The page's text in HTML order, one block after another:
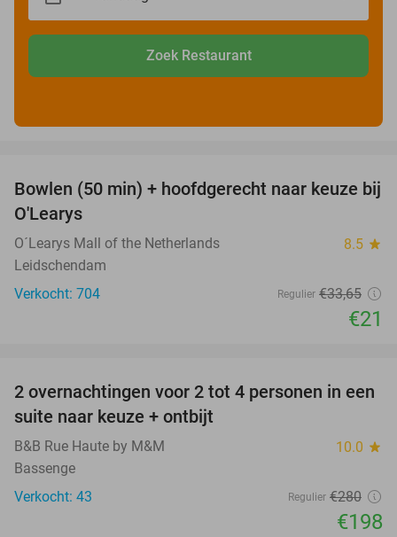
Zoek Restaurant
38%
Bowlen (50 min) + hoofdgerecht naar keuze bij
O'Learys
O´Learys Mall of the Netherlands 8.5 star
Leidschendam
Verkocht: 704
Regulier €33,65
€21
29%
2 overnachtingen voor 2 tot 4 personen in een
suite naar keuze + ontbijt
B&B Rue Haute by M&M 10.0 star
Bassenge
Verkocht: 43
Regulier €280
€198